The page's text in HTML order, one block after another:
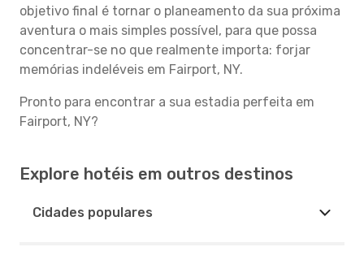
objetivo final é tornar o planeamento da sua próxima
aventura o mais simples possível, para que possa
concentrar-se no que realmente importa: forjar
memórias indeléveis em Fairport, NY.
Pronto para encontrar a sua estadia perfeita em
Fairport, NY?
Explore hotéis em outros destinos
Cidades populares